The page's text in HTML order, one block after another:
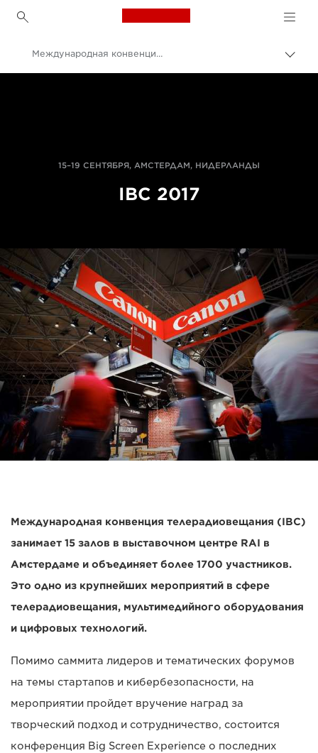
Canon Logo, back to
Международная конвенция телерадиовещания
15–19 СЕНТЯБРЯ, АМСТЕРДАМ, НИДЕРЛАНДЫ
IBC 2017
Международная конвенция телерадиовещания (IBC)
занимает 15 залов в выставочном центре RAI в
Амстердаме и объединяет более 1700 участников.
Это одно из крупнейших мероприятий в сфере
телерадиовещания, мультимедийного оборудования
и цифровых технологий.
Помимо саммита лидеров и тематических форумов
на темы стартапов и кибербезопасности, на
мероприятии пройдет вручение наград за
творческий подход и сотрудничество, состоится
конференция Big Screen Experience о последних